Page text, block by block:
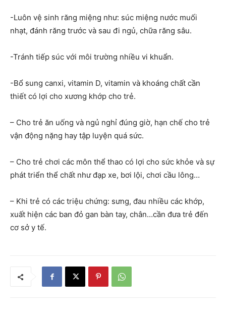
-Luôn vệ sinh răng miệng như: súc miệng nước muối
nhạt, đánh răng trước và sau đi ngủ, chữa răng sâu.
-Tránh tiếp súc với môi trường nhiều vi khuẩn.
-Bổ sung canxi, vitamin D, vitamin và khoáng chất cần
thiết có lợi cho xương khớp cho trẻ.
– Cho trẻ ăn uống và ngủ nghỉ đúng giờ, hạn chế cho trẻ
vận động nặng hay tập luyện quá sức.
– Cho trẻ chơi các môn thể thao có lợi cho sức khỏe và sự
phát triển thể chất như đạp xe, bơi lội, chơi cầu lông…
– Khi trẻ có các triệu chứng: sưng, đau nhiều các khớp,
xuất hiện các ban đỏ gan bàn tay, chân…cần đưa trẻ đến
cơ sở y tế.